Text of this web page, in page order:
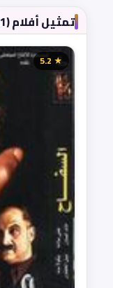
تمثيل أفلام (1)
★ 5.2